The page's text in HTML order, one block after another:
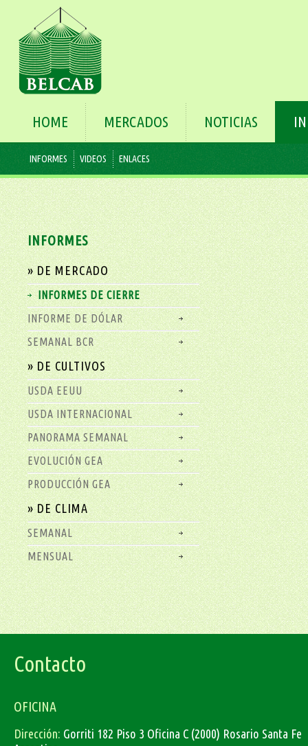
HOME MERCADOS NOTICIAS
INFORMES VIDEOS ENLACES
INFORMES
» DE MERCADO
INFORMES DE CIERRE
INFORME DE DÓLAR
SEMANAL BCR
» DE CULTIVOS
USDA EEUU
USDA INTERNACIONAL
PANORAMA SEMANAL
EVOLUCIÓN GEA
PRODUCCIÓN GEA
» DE CLIMA
SEMANAL
MENSUAL
Contacto
OFICINA
Dirección: Gorriti 182 Piso 3 Oficina C (2000) Rosario Santa Fe